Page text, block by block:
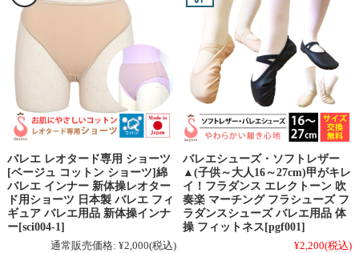
バレエ レオタード専用 ショーツ
[ベージュ コットン ショーツ]綿
バレエ インナー 新体操レオター
ド用ショーツ 日本製 バレエ フィ
ギュア バレエ用品 新体操インナ
ー[sci004-1]
通常販売価格: ¥2,000(税込)
バレエシューズ・ソフトレザー
▲(子供～大人16～27cm)甲がキレ
イ！フラダンス エレクトーン 吹
奏楽 マーチング フラシューズ フ
ラダンスシューズ バレエ用品 体
操 フィットネス[pgf001]
¥2,200(税込)